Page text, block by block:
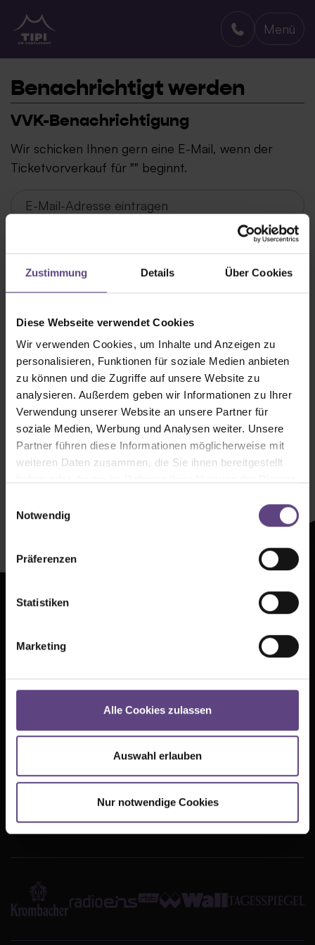
Zustimmung Details Über Cookies
Diese Webseite verwendet Cookies
Wir verwenden Cookies, um Inhalte und Anzeigen zu
personalisieren, Funktionen für soziale Medien anbieten
zu können und die Zugriffe auf unsere Website zu
analysieren. Außerdem geben wir Informationen zu Ihrer
Verwendung unserer Website an unsere Partner für
soziale Medien, Werbung und Analysen weiter. Unsere
Partner führen diese Informationen möglicherweise mit
weiteren Daten zusammen, die Sie ihnen bereitgestellt
Notwendig
Präferenzen
Statistiken
Marketing
Alle Cookies zulassen
Auswahl erlauben
Nur notwendige Cookies
TIPI AM KANZLERAMT
Menü
Benachrichtigt werden
VVK-Benachrichtigung
Wir schicken Ihnen gern eine E-Mail, wenn der
Ticketvorverkauf für "" beginnt.
Newsletter mit
Zeltenheitswert
Newsletter abonnieren
Presse
Kontakt
Partner
TIPI AM KANZLERAMT
Große Querallee
Tickets:030. 390 665 50